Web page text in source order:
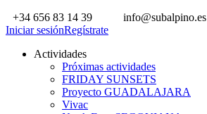
+34 656 83 14 39
info@subalpino.es
Iniciar sesiónRegístrate
Actividades
Próximas actividades
FRIDAY SUNSETS
Proyecto GUADALAJARA
Vivac